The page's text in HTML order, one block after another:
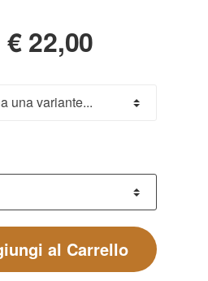
€22,00
al Carrello